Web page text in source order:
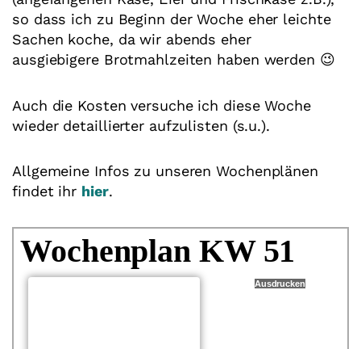
so dass ich zu Beginn der Woche eher leichte
Sachen koche, da wir abends eher
ausgiebigere Brotmahlzeiten haben werden 😉
Auch die Kosten versuche ich diese Woche
wieder detaillierter aufzulisten (s.u.).
Allgemeine Infos zu unseren Wochenplänen
findet ihr hier.
Wochenplan KW 51
Ausdrucken